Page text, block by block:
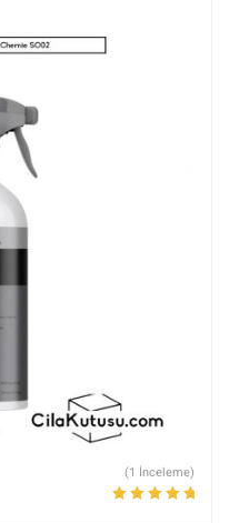
(1 İnceleme)